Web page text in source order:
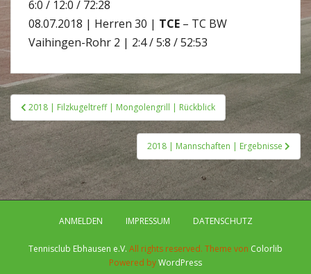
6:0 / 12:0 / 72:28
08.07.2018 | Herren 30 | TCE – TC BW
Vaihingen-Rohr 2 | 2:4 / 5:8 / 52:53
Beitragsnavigation
2018 | Filzkugeltreff | Mongolengrill | Rückblick
2018 | Mannschaften | Ergebnisse
ANMELDEN IMPRESSUM DATENSCHUTZ
Tennisclub Ebhausen e.V. All rights reserved. Theme von Colorlib
Powered byWordPress